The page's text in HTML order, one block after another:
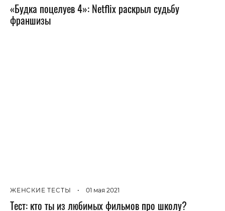
«Будка поцелуев 4»: Netflix раскрыл судьбу
франшизы
ЖЕНСКИЕ ТЕСТЫ • 01 мая 2021
Тест: кто ты из любимых фильмов про школу?